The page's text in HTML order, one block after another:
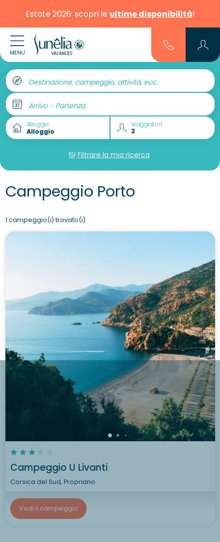
Estate 2026: scopri le ultime disponibilità!
MENU
Destinazione, campeggio, attività, ecc.
Arrivo - Partenza
Alloggio Viaggiatori
Filtrare la mia ricerca
Campeggio Porto
1 campeggio(i) trovato(i)
Campeggio U Livanti
Corsica del Sud, Propriano
Vedi il campeggio